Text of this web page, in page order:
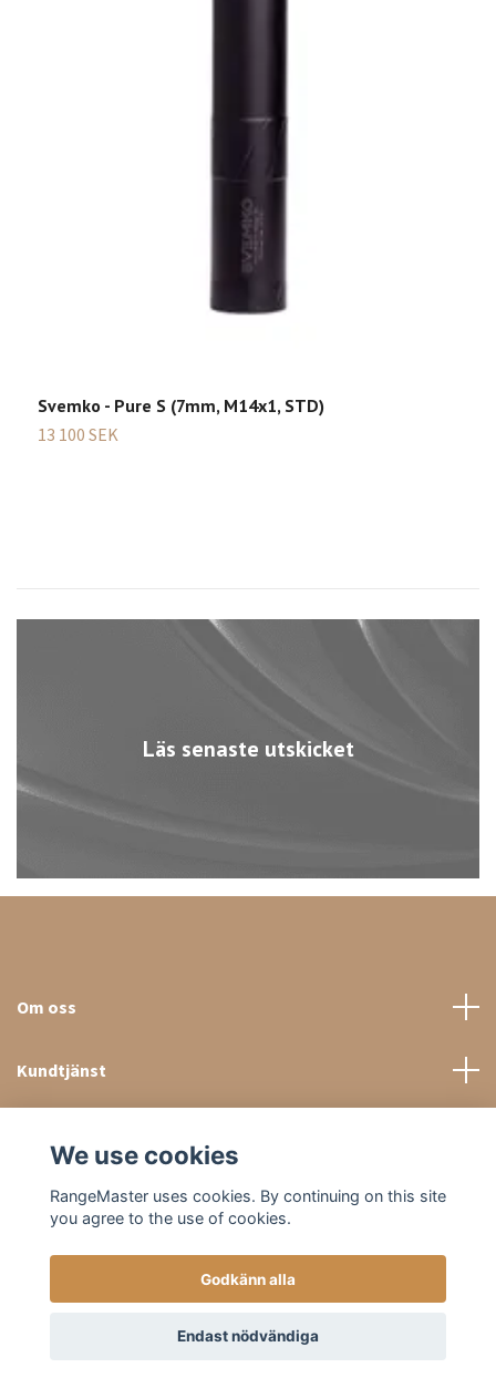
Läs senaste utskicket
Svemko - Pure S (7mm, M14x1, STD)
13 100 SEK
Om oss
Kundtjänst
© 2026 RangeMaster Store
We use cookies
RangeMaster uses cookies. By continuing on this site
you agree to the use of cookies.
Godkänn alla
Endast nödvändiga